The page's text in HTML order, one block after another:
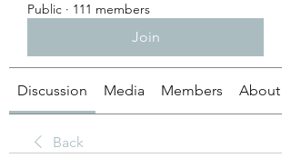
Public · 111 members
Join
Discussion Media Members About
Back